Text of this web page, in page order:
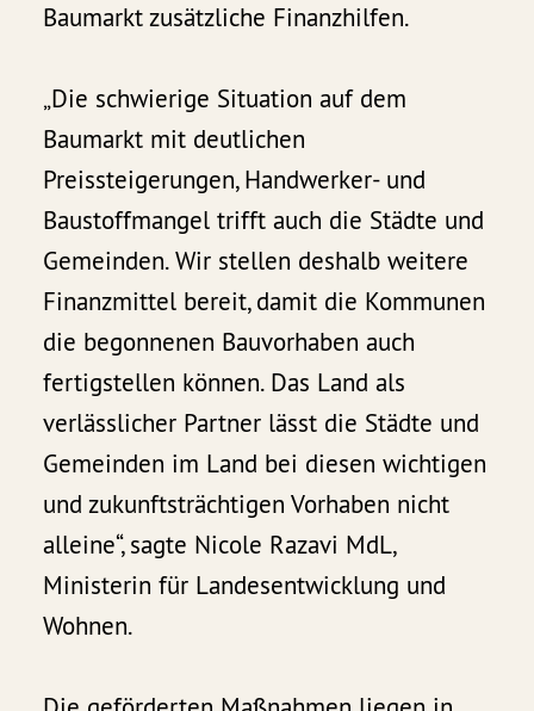
Baumarkt zusätzliche Finanzhilfen.
„Die schwierige Situation auf dem
Baumarkt mit deutlichen
Preissteigerungen, Handwerker- und
Baustoffmangel trifft auch die Städte und
Gemeinden. Wir stellen deshalb weitere
Finanzmittel bereit, damit die Kommunen
die begonnenen Bauvorhaben auch
fertigstellen können. Das Land als
verlässlicher Partner lässt die Städte und
Gemeinden im Land bei diesen wichtigen
und zukunftsträchtigen Vorhaben nicht
alleine“, sagte Nicole Razavi MdL,
Ministerin für Landesentwicklung und
Wohnen.